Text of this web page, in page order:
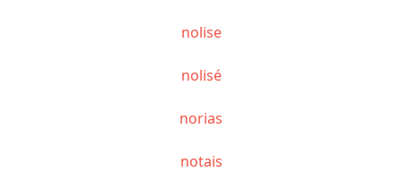
nolise
nolisé
norias
notais